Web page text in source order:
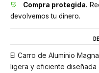
Compra protegida.
devolvemos tu dinero.
El Carro de Aluminio
ligera y eficiente diseñada